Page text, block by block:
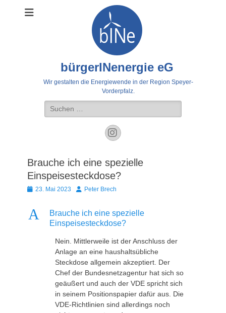
bürgerINenergie eG
Wir gestalten die Energiewende in der Region Speyer-
Vorderpfalz.
Suche
nach:
Instagram
Brauche ich eine spezielle
Einspeisesteckdose?
Veröffentlicht
23. Mai 2023 AutorPeter Brech
A
Brauche ich eine spezielle
Einspeisesteckdose?
Nein. Mittlerweile ist der Anschluss der
Anlage an eine haushaltsübliche
Steckdose allgemein akzeptiert. Der
Chef der Bundesnetzagentur hat sich so
geäußert und auch der VDE spricht sich
in seinem Positionspapier dafür aus. Die
VDE-Richtlinien sind allerdings noch